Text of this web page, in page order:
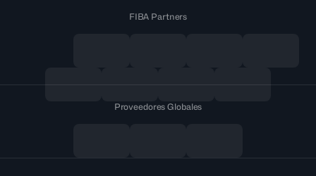
FIBA Partners
Proveedores Globales